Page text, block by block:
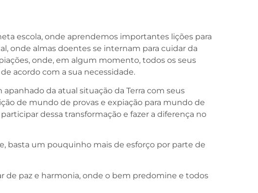
escola, onde aprendemos importantes lições para
onde almas doentes se internam para cuidar da
onde, em algum momento, todos os seus
acordo com a sua necessidade.
da atual situação da Terra com seus
de mundo de provas e expiação para mundo de
dessa transformação e fazer a diferença no
basta um pouquinho mais de esforço por parte de
de paz e harmonia, onde o bem predomine e todos